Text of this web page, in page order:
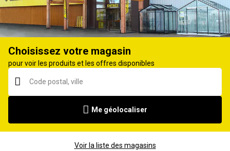
Choisissez votre magasin
pour voir les produits et les offres disponibles
Me géolocaliser
Voir la liste des magasins